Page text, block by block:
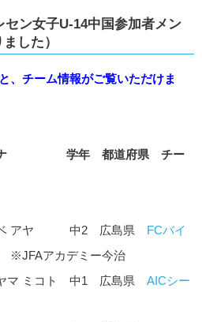
セン女子U-14中国参加者メン
した）
、チーム情報がご覧いただけま
ナ 学年 都道府県 チー
ベ アヤ 中2 広島県 FCバイ
※JFAアカデミー今治
マ ミコト 中1 広島県 AICシー